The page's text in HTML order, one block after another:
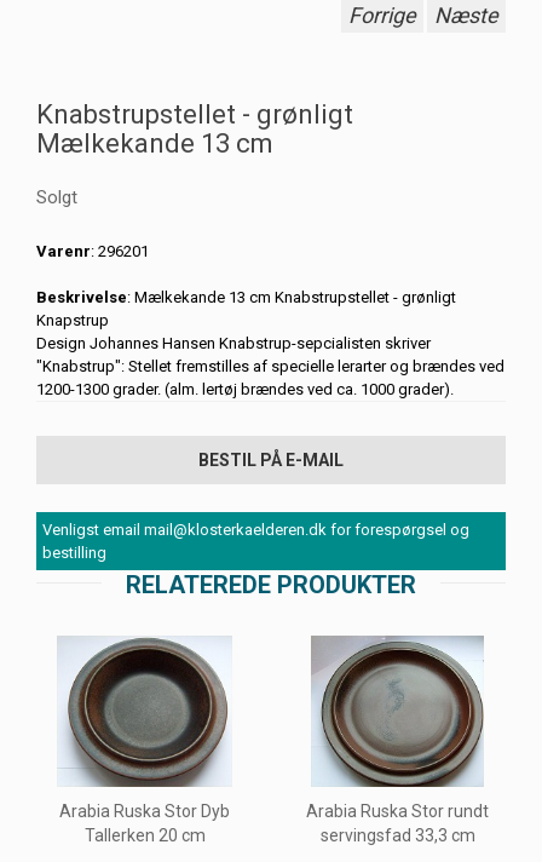
Forrige Næste
Knabstrupstellet - grønligt
Mælkekande 13 cm
Solgt
Varenr: 296201
Beskrivelse: Mælkekande 13 cm Knabstrupstellet - grønligt
Knapstrup
Design Johannes Hansen Knabstrup-sepcialisten skriver
"Knabstrup": Stellet fremstilles af specielle lerarter og brændes ved
1200-1300 grader. (alm. lertøj brændes ved ca. 1000 grader).
BESTIL PÅ E-MAIL
Venligst email mail@klosterkaelderen.dk for forespørgsel og
bestilling
RELATEREDE PRODUKTER
Arabia Ruska Stor Dyb
Tallerken 20 cm
Arabia Ruska Stor rundt
servingsfad 33,3 cm